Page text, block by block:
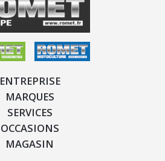
ENTREPRISE
MARQUES
SERVICES
OCCASIONS
MAGASIN